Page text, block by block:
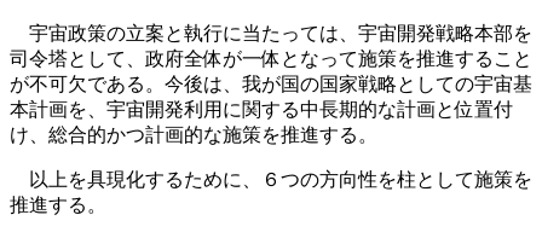
宇宙政策の立案と執行に当たっては、宇宙開発戦略本部を
司令塔として、政府全体が一体となって施策を推進すること
が不可欠である。今後は、我が国の国家戦略としての宇宙基
本計画を、宇宙開発利用に関する中長期的な計画と位置付
け、総合的かつ計画的な施策を推進する。
以上を具現化するために、６つの方向性を柱として施策を
推進する。